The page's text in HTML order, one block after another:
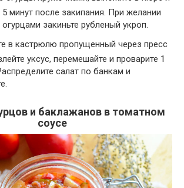
5 минут после закипания. При желании
закиньте рубленый укроп.
в кастрюлю пропущенный через пресс
уксус, перемешайте и проварите 1
салат по банкам и
и баклажанов в томатном
соусе